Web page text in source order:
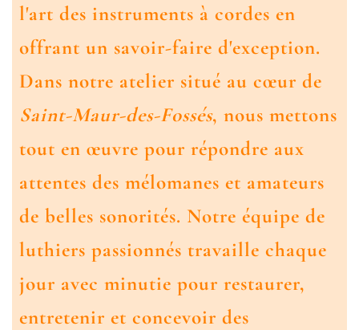
l'art des instruments à cordes en
offrant un savoir-faire d'exception.
Dans notre atelier situé au cœur de
Saint-Maur-des-Fossés, nous mettons
tout en œuvre pour répondre aux
attentes des mélomanes et amateurs
de belles sonorités. Notre équipe de
luthiers passionnés travaille chaque
jour avec minutie pour restaurer,
entretenir et concevoir des